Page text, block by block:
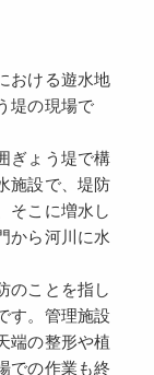
おける遊水地
堤の現場で
ぎょう堤で構
施設で、堤防
そこに増水し
から河川に水
のことを指し
す。管理施設
端の整形や植
での作業も終